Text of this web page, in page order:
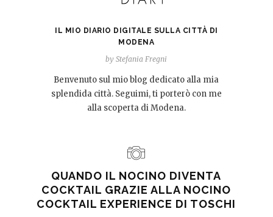
IL MIO DIARIO DIGITALE SULLA CITTÀ DI
MODENA
by Stefania Fregni
Benvenuto sul mio blog dedicato alla mia
splendida città. Seguimi, ti porterò con me
alla scoperta di Modena.
QUANDO IL NOCINO DIVENTA
COCKTAIL GRAZIE ALLA NOCINO
COCKTAIL EXPERIENCE DI TOSCHI